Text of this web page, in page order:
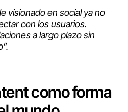
visionado en social ya no
con los usuarios.
a largo plazo sin
como forma